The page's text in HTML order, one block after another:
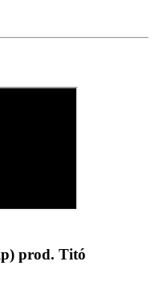
prod. Titó